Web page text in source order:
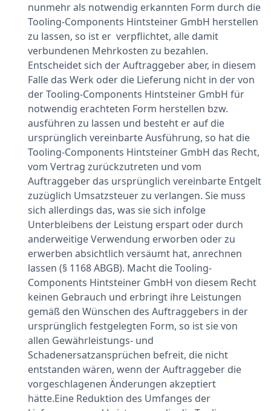
nunmehr als notwendig erkannten Form durch die
Tooling-Components Hintsteiner GmbH herstellen
zu lassen, so ist er verpflichtet, alle damit
verbundenen Mehrkosten zu bezahlen.
Entscheidet sich der Auftraggeber aber, in diesem
Falle das Werk oder die Lieferung nicht in der von
der Tooling-Components Hintsteiner GmbH für
notwendig erachteten Form herstellen bzw.
ausführen zu lassen und besteht er auf die
ursprünglich vereinbarte Ausführung, so hat die
Tooling-Components Hintsteiner GmbH das Recht,
vom Vertrag zurückzutreten und vom
Auftraggeber das ursprünglich vereinbarte Entgelt
zuzüglich Umsatzsteuer zu verlangen. Sie muss
sich allerdings das, was sie sich infolge
Unterbleibens der Leistung erspart oder durch
anderweitige Verwendung erworben oder zu
erwerben absichtlich versäumt hat, anrechnen
lassen (§ 1168 ABGB). Macht die Tooling-
Components Hintsteiner GmbH von diesem Recht
keinen Gebrauch und erbringt ihre Leistungen
gemäß den Wünschen des Auftraggebers in der
ursprünglich festgelegten Form, so ist sie von
allen Gewährleistungs- und
Schadenersatzansprüchen befreit, die nicht
entstanden wären, wenn der Auftraggeber die
vorgeschlagenen Änderungen akzeptiert
hätte.Eine Reduktion des Umfanges der